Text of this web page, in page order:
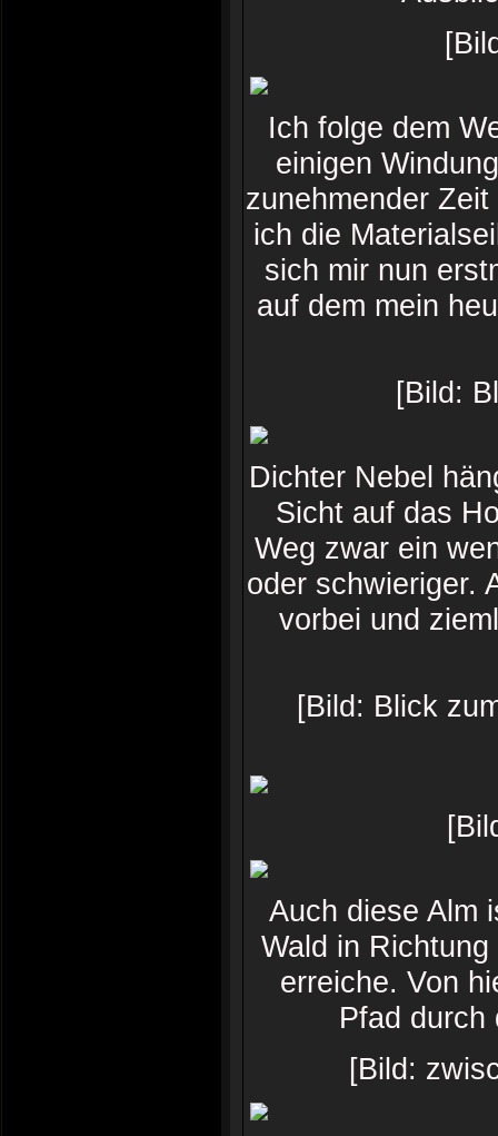
Ich folge dem
einigen
zunehmender
ich die
sich mir nun
auf dem mein
[Bild:
Dichter Nebel
Sicht auf das
Weg zwar ein
oder schwieriger.
vorbei und
[Bild: Blick
Auch diese Alm
Wald in
erreiche. Von
Pfad durch
[Bild: